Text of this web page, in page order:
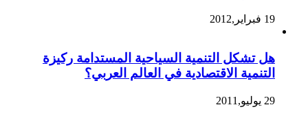
19 فبراير,2012
هل تشكل التنمية السياحية المستدامة ركيزة
التنمية الاقتصادية في العالم العربي؟
29 يوليو,2011